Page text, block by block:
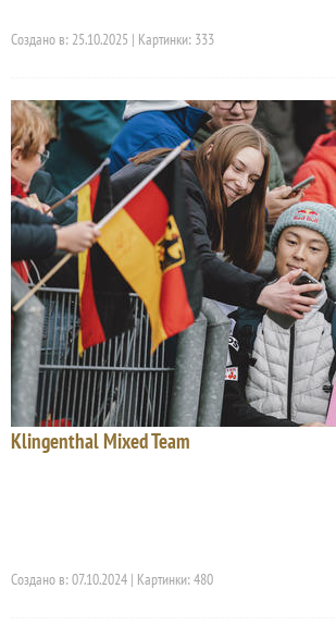
Создано в: 25.10.2025 | Картинки: 333
Klingenthal Mixed Team
Создано в: 07.10.2024 | Картинки: 480